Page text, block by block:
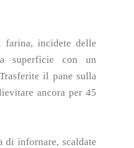
farina, incidete delle
superficie con un
il pane sulla
ancora per 45
di infornare, scaldate